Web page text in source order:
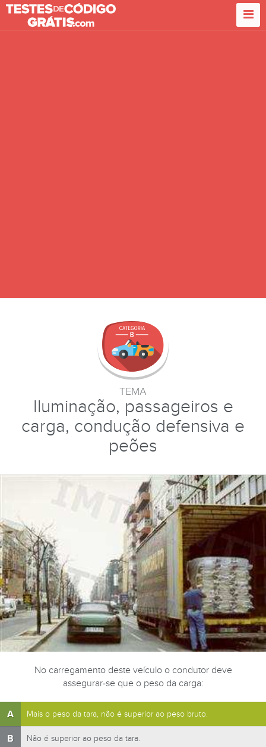
TEMA
Iluminação, passageiros e
carga, condução defensiva e
peões
No carregamento deste veículo o condutor deve
assegurar-se que o peso da carga:
A Mais o peso da tara, não é superior ao peso bruto.
B Não é superior ao peso da tara.